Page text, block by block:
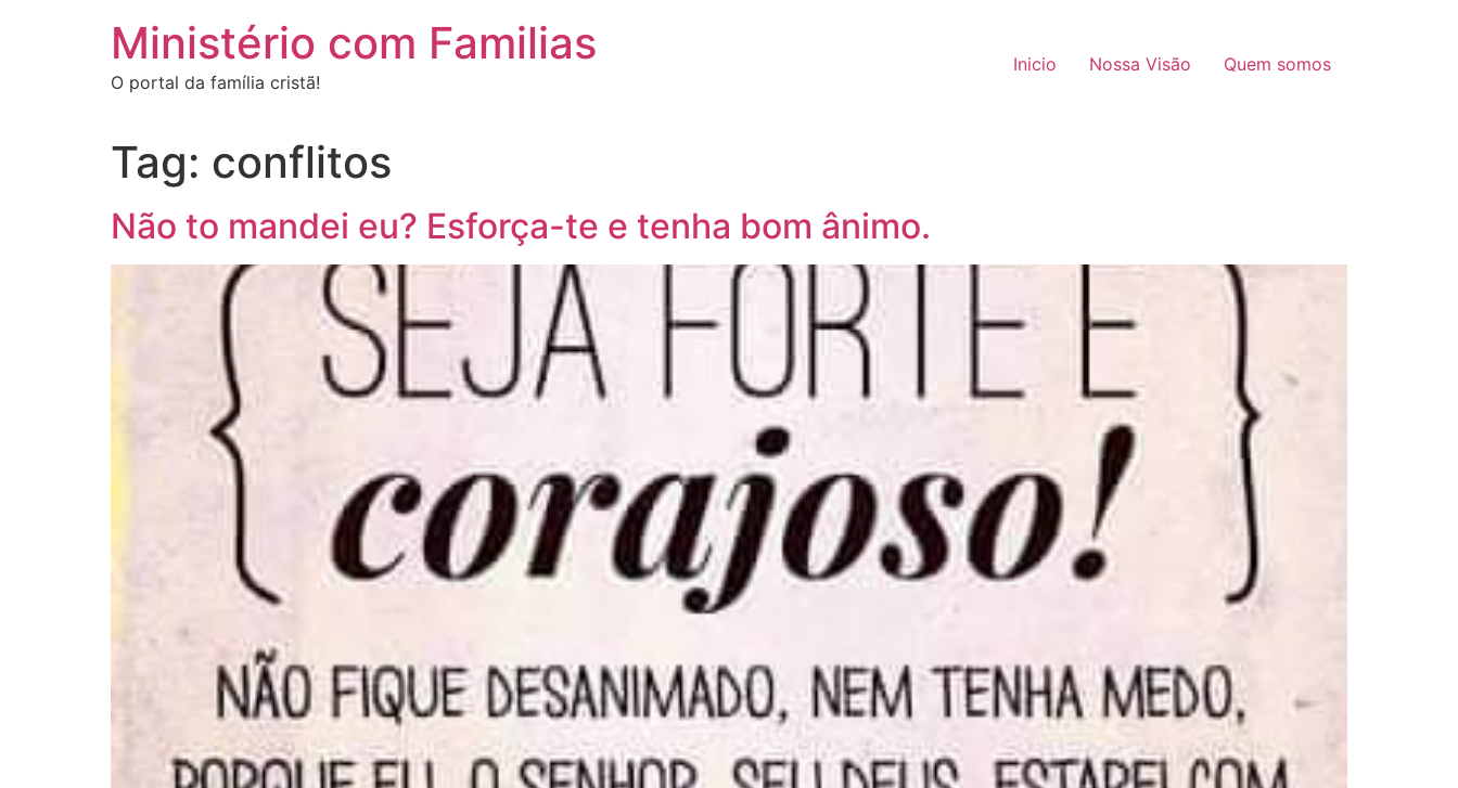
Ministério com Familias
O portal da família cristã!
Inicio Nossa Visão Quem somos
Tag: conflitos
Não to mandei eu? Esforça-te e tenha bom ânimo.